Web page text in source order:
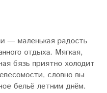
— маленькая радость
отдыха. Мягкая,
бязь приятно холодит
словно вы
бельё летним днём.